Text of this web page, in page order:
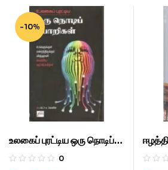
-10%
உலகைப் புரட்டிய ஒரு நொடிப்
பொறிகள்.
0